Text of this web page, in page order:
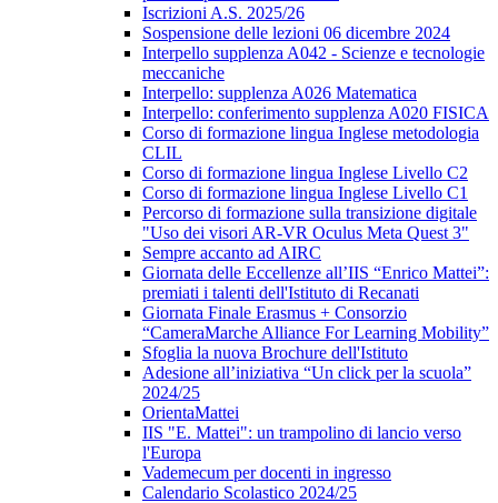
Iscrizioni A.S. 2025/26
Sospensione delle lezioni 06 dicembre 2024
Interpello supplenza A042 - Scienze e tecnologie
meccaniche
Interpello: supplenza A026 Matematica
Interpello: conferimento supplenza A020 FISICA
Corso di formazione lingua Inglese metodologia
CLIL
Corso di formazione lingua Inglese Livello C2
Corso di formazione lingua Inglese Livello C1
Percorso di formazione sulla transizione digitale
"Uso dei visori AR-VR Oculus Meta Quest 3"
Sempre accanto ad AIRC
Giornata delle Eccellenze all’IIS “Enrico Mattei”:
premiati i talenti dell'Istituto di Recanati
Giornata Finale Erasmus + Consorzio
“CameraMarche Alliance For Learning Mobility”
Sfoglia la nuova Brochure dell'Istituto
Adesione all’iniziativa “Un click per la scuola”
2024/25
OrientaMattei
IIS "E. Mattei": un trampolino di lancio verso
l'Europa
Vademecum per docenti in ingresso
Calendario Scolastico 2024/25